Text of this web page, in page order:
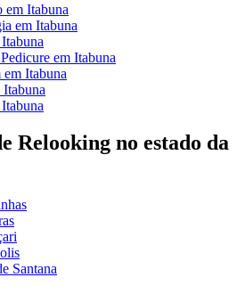
em Itabuna
em Itabuna
em Itabuna
Itabuna
Relooking no estado da
Santana